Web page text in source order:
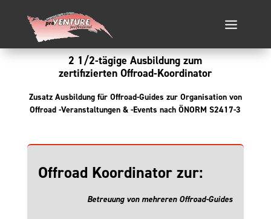
2 1/2-tägige Ausbildungzum
zertifizierten Offroad-Koordinator
Zusatz Ausbildung für Offroad-Guides zur Organisation von
Offroad -Veranstaltungen & -Events nach ÖNORM S2417-3
Offroad Koordinator zur:
Betreuung von mehreren Offroad-Guides